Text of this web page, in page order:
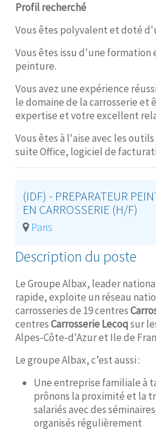
Profil recherché
Vous êtes polyvalent et doté
Vous êtes issu d'une formation
peinture.
Vous avez une expérience
le domaine de la carrosserie et
expertise et votre excellent
Vous êtes à l'aise avec les
suite Office, logiciel de
(IDF) - PREPARATEUR
EN CARROSSERIE (H/F)
Paris
Description du poste
Le Groupe Albax, leader
rapide, exploite un réseau
carrosseries de 19 centres
centresCarrosserie Lecoqsur
Alpes-Côte-d'Azur et Ile de
Le groupe Albax, c’est aussi :
Une entreprise familiale à
prônons la proximité et la
salariés avec des
organisés régulièrement